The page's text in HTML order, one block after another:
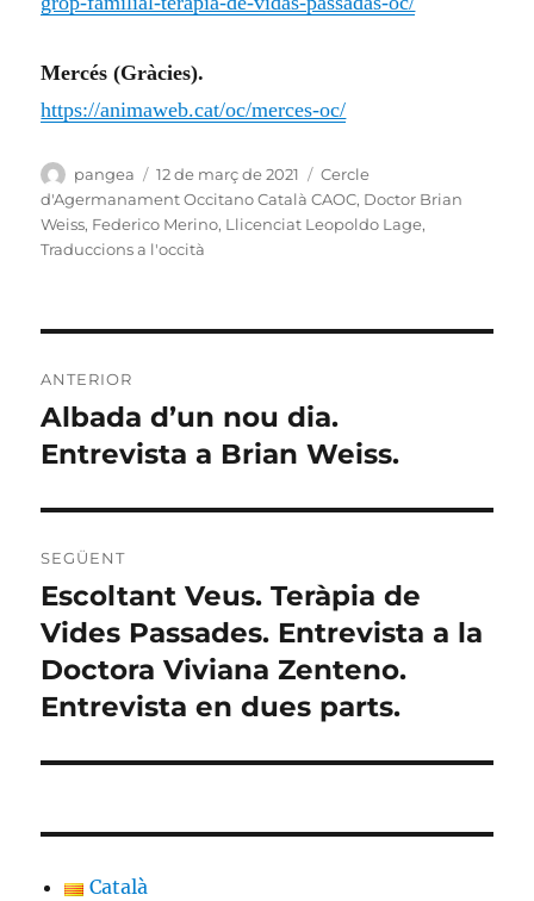
Mercés (Gràcies).
https://animaweb.cat/oc/merces-oc/
Autor
pangea
Publicat
el
12 de març de 2021 Categories
Cercle
d'Agermanament Occitano Català CAOC, Doctor Brian
Weiss, Federico Merino, Llicenciat Leopoldo Lage,
Traduccions a l'occità
d'entrades
ANTERIOR
Entrada
anterior:
Albada d’un nou dia.
Entrevista a Brian Weiss.
SEGÜENT
Entrada
següent:
Escoltant Veus. Teràpia de
Vides Passades. Entrevista a la
Doctora Viviana Zenteno.
Entrevista en dues parts.
Català